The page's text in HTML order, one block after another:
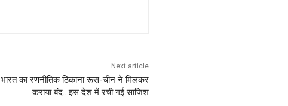
Next article
भारत का रणनीतिक ठिकाना रूस-चीन ने मिलकर
कराया बंद.. इस देश में रची गई साजिश